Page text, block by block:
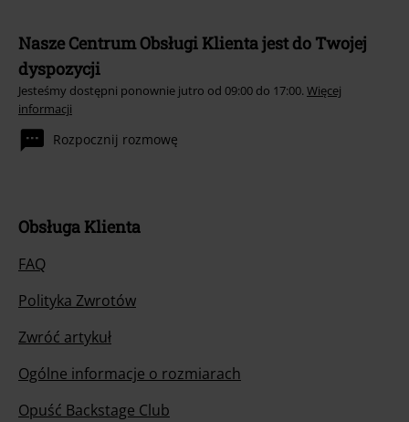
Nasze Centrum Obsługi Klienta jest do Twojej
dyspozycji
Jesteśmy dostępni ponownie jutro od 09:00 do 17:00. Więcej
informacji
Rozpocznij rozmowę
Obsługa Klienta
FAQ
Polityka Zwrotów
Zwróć artykuł
Ogólne informacje o rozmiarach
Opuść Backstage Club